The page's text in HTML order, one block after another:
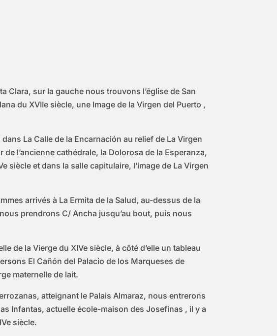
Clara, sur la gauche nous trouvons l’église de San
du XVIIe siècle, une Image de la Virgen del Puerto ,
La Calle de la Encarnación au relief de La Virgen
l’ancienne cathédrale, la Dolorosa de la Esperanza,
siècle et dans la salle capitulaire, l’image de La Virgen
arrivés à La Ermita de la Salud, au-dessus de la
prendrons C/ Ancha jusqu’au bout, puis nous
de la Vierge du XIVe siècle, à côté d’elle un tableau
El Cañón del Palacio de los Marqueses de
maternelle de lait.
atteignant le Palais Almaraz, nous entrerons
Infantas, actuelle école-maison des Josefinas , il y a
siècle.